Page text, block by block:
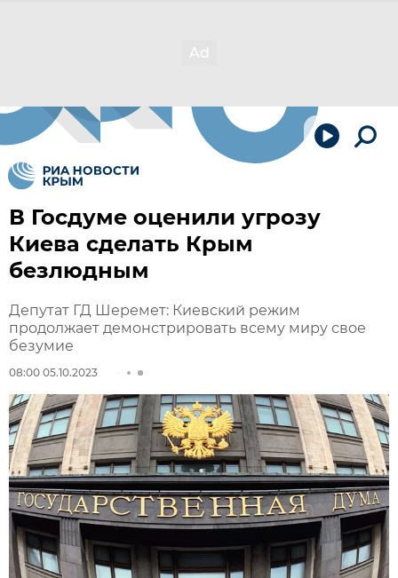
В Госдуме оценили угрозу
Киева сделать Крым
безлюдным
Депутат ГД Шеремет: Киевский режим
продолжает демонстрировать всему миру свое
безумие
08:00 05.10.2023